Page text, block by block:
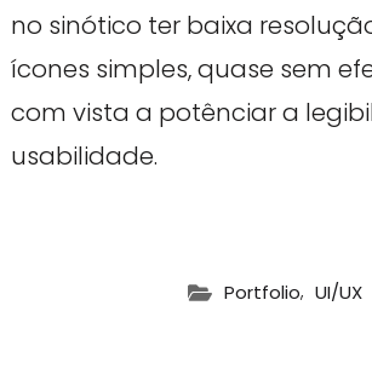
no sinótico ter baixa
ícones simples, quase sem
com vista a potênciar a
usabilidade.
Portfolio, UI/UX